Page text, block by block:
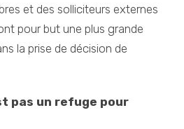
et des solliciteurs externes
pour but une plus grande
la prise de décision de
pas un refuge pour